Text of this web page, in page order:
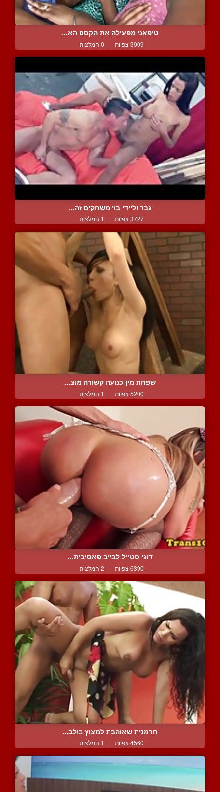
טיפאני מפעילה את הקסם הא...
3909 צפיות | 0 המלצות
גבר וליידי בוי משחקים זה...
3727 צפיות | 1 המלצות
שפחת מין כנועה קשורה מוצ...
5200 צפיות | 1 המלצות
דוגי סטייל לבייב פאסיבית...
6390 צפיות | 2 המלצות
חרמנית שאוהבת למצוץ בולב...
4560 צפיות | 1 המלצות